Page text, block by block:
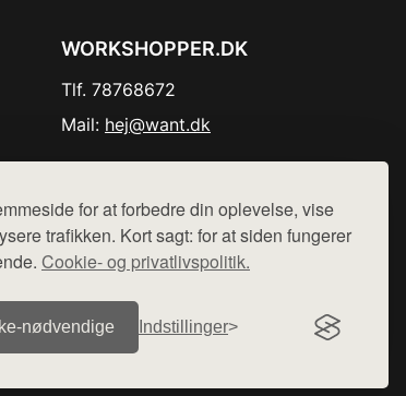
for at forbedre din oplevelse, vise
trafikken. Kort sagt: for at siden fungerer
Cookie- og privatlivspolitik.
Indstillinger
WORKSHOPPER.DK
Tlf. 78768672
Mail: hej@want.dk
varer fra denne side - vi henviser til de shops,